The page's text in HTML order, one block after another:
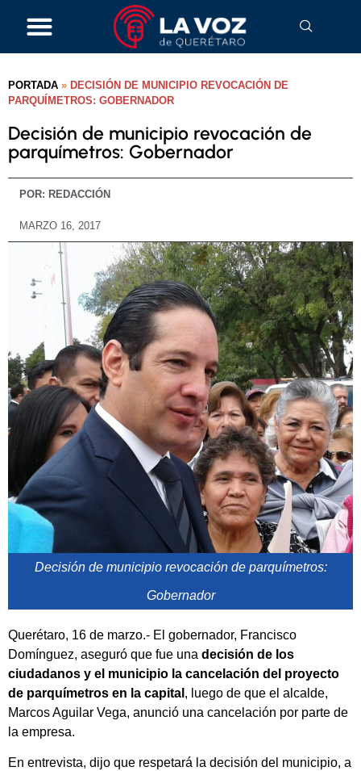
PORTADA » DECISIÓN DE MUNICIPIO REVOCACIÓN DE
PARQUÍMETROS: GOBERNADOR
Decisión de municipio revocación de
parquímetros: Gobernador
POR: REDACCIÓN
MARZO 16, 2017
Decisión de municipio revocación de parquímetros:
Gobernador
Querétaro, 16 de marzo.- El gobernador, Francisco
Domínguez, aseguró que fue una decisión de los
ciudadanos y el municipio la cancelación del proyecto
de parquímetros en la capital , luego de que el alcalde,
Marcos Aguilar Vega, anunció una cancelación por parte de
la empresa.
En entrevista, dijo que respetará la decisión del municipio, a